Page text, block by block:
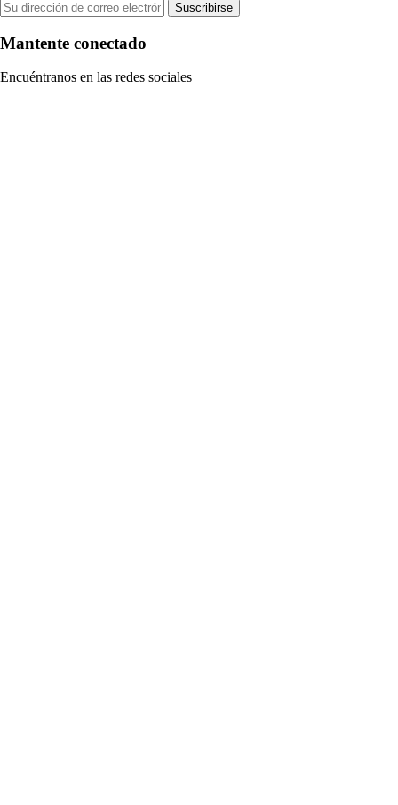
Suscribirse
Mantente conectado
Encuéntranos en las redes sociales